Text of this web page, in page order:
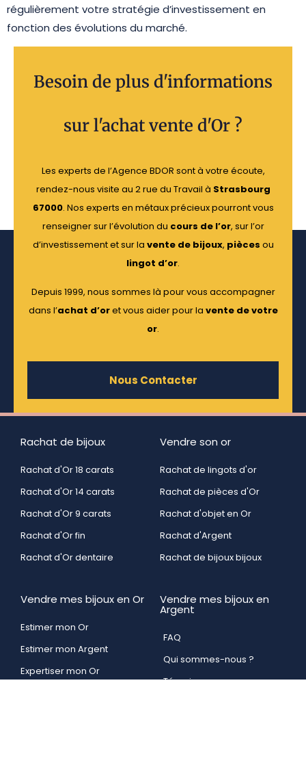
régulièrement votre stratégie d’investissement en
fonction des évolutions du marché.
Besoin de plus d'informations
sur l'achat vente d'Or ?
Les experts de l’Agence BDOR sont à votre écoute,
rendez-nous visite au 2 rue du Travail à Strasbourg
67000. Nos experts en métaux précieux pourront vous
renseigner sur l’évolution du cours de l’or, sur l’or
d’investissement et sur la vente de bijoux, pièces ou
lingot d’or.
Depuis 1999, nous sommes là pour vous accompagner
dans l’achat d’oret vous aider pour la vente de votre
or.
Nous Contacter
Rachat de bijoux
Rachat d'Or 18 carats
Rachat d'Or 14 carats
Rachat d'Or 9 carats
Rachat d'Or fin
Rachat d'Or dentaire
Vendre son or
Rachat de lingots d'or
Rachat de pièces d'Or
Rachat d'objet en Or
Rachat d'Argent
Rachat de bijoux bijoux
Vendre mes bijoux en Or
Estimer mon Or
Estimer mon Argent
Expertiser mon Or
Vendre mes bijoux en
Argent
FAQ
Qui sommes-nous ?
Témoignages